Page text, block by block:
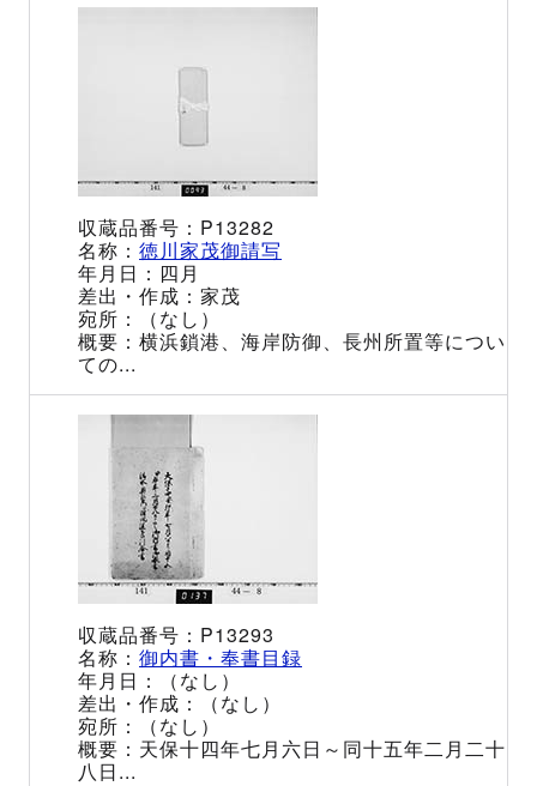
P13282
徳川家茂御請写
四月
家茂
（なし）
横浜鎖港、海岸防御、長州所置等につい
ての...
P13293
御内書・奉書目録
（なし）
（なし）
（なし）
天保十四年七月六日～同十五年二月二十
八日...